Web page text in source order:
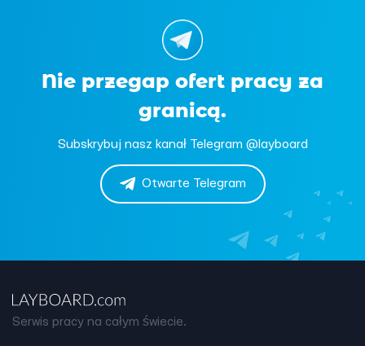
Nie przegap ofert pracy za
granicą.
Subskrybuj nasz kanał Telegram @layboard
Otwarte Telegram
Serwis pracy na całym świecie.